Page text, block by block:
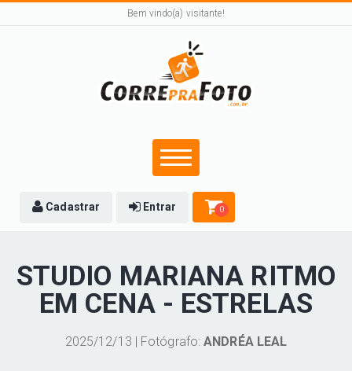
Bem vindo(a) visitante!
Cadastrar Entrar 0
STUDIO MARIANA RITMO
EM CENA - ESTRELAS
2025/12/13 | Fotógrafo:ANDRÉA LEAL